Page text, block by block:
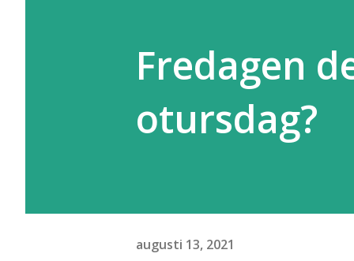
Fredagen
otursdag?
augusti 13, 2021